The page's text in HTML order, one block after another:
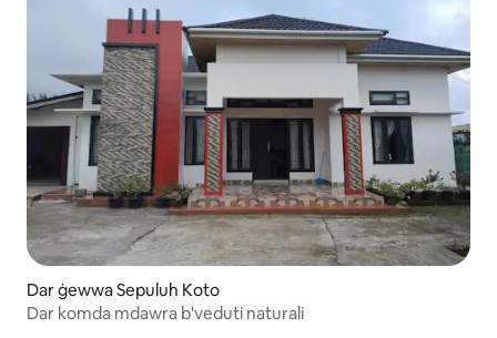
Dar ġewwa Sepuluh Koto
Dar komda mdawra b'veduti naturali